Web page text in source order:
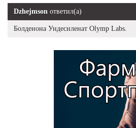
Dzhejmson ответил(а)
Болденона Ундесиленат Olymp Labs.